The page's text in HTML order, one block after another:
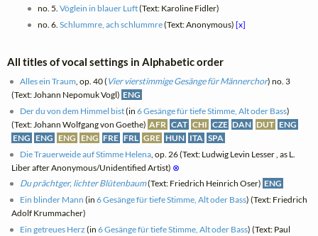
no. 5. Vöglein in blauer Luft(Text: Karoline Fidler)
no. 6. Schlummre, ach schlummre(Text: Anonymous) [x]
All titles of vocal settings in Alphabetic order
Alles ein Traum, op. 40 ( Vier vierstimmige Gesänge für Männerchor) no. 3
(Text: Johann Nepomuk Vogl) ENG
Der du von dem Himmel bist(in6 Gesänge für tiefe Stimme, Alt oder Bass)
(Text: Johann Wolfgang von Goethe) AFR CAT CHI CZE DAN DUT ENG
ENG ENG ENG ENG FRE FRL GRE HUN ITA SPA
Die Trauerweide auf Stimme Helena , op. 26 (Text: Ludwig Levin Lesser , as L.
Liber after Anonymous/Unidentified Artist) ⊗
Du prächtger, lichter Blütenbaum(Text: Friedrich Heinrich Oser) ENG
Ein blinder Mann (in6 Gesänge für tiefe Stimme, Alt oder Bass) (Text: Friedrich
Adolf Krummacher)
Ein getreues Herz (in6 Gesänge für tiefe Stimme, Alt oder Bass) (Text: Paul